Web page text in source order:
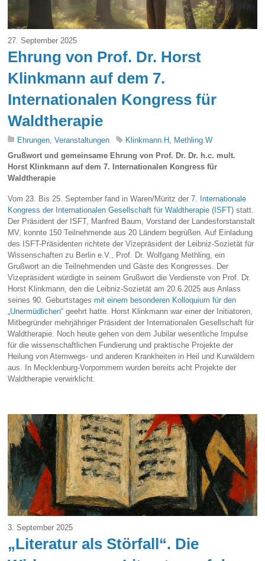
27. September 2025
Ehrung von Prof. Dr. Horst
Klinkmann auf dem 7.
Internationalen Kongress für
Waldtherapie
Ehrungen,Veranstaltungen Klinkmann.H , Methling.W
Grußwort und gemeinsame Ehrung von Prof. Dr. Dr. h.c. mult.
Horst Klinkmannauf dem 7. Internationalen Kongress für
Waldtherapie
Vom 23. Bis 25. September fand in Waren/Müritz der7. Internationale
Kongress der Internationalen Gesellschaft für Waldtherapie (ISFT) statt.
Der Präsident der ISFT, Manfred Baum, Vorstand der Landesforstanstalt
MV, konnte 150 Teilnehmende aus 20 Ländern begrüßen. Auf Einladung
des ISFT-Präsidenten richtete der Vizepräsident der Leibniz-Sozietät für
Wissenschaften zu Berlin e.V., Prof. Dr. Wolfgang Methling, ein
Grußwort an die Teilnehmenden und Gäste des Kongresses. Der
Vizepräsident würdigte in seinem Grußwort die Verdienste von Prof. Dr.
Horst Klinkmann, den die Leibniz-Sozietät am 20.6.2025 aus Anlass
seines 90. Geburtstagesmit einem besonderen Kolloquium für den
„Unermüdlichen“ geehrt hatte. Horst Klinkmann war einer der Initiatoren,
Mitbegründer mehrjähriger Präsident der Internationalen Gesellschaft für
Waldtherapie. Noch heute gehen von dem Jubilar wesentliche Impulse
für die wissenschaftlichen Fundierung und praktische Projekte der
Heilung von Atemwegs- und anderen Krankheiten in Heil und Kurwäldern
aus. In Mecklenburg-Vorpommern wurden bereits acht Projekte der
Waldtherapie verwirklicht.
3. September 2025
„Literatur als Störfall“. Die